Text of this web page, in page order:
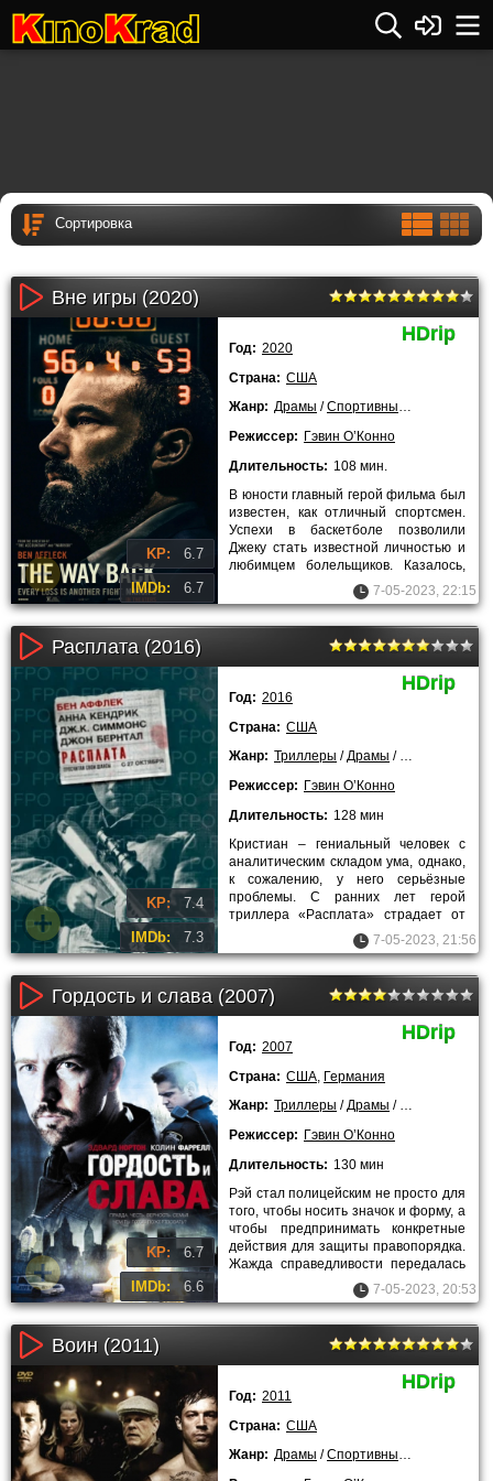
Вне игры (2020)
KP: 6.7
IMDb: 6.7
HDrip
Год: 2020
Страна: США
Жанр: Драмы /Спортивные /
Режиссер: Гэвин О’Конно
Длительность: 108 мин.
В юности главный герой фильма был
известен, как отличный спортсмен.
Успехи в баскетболе позволили
Джеку стать известной личностью и
любимцем болельщиков. Казалось,
что его ожидает блестящее7-05-2023, 22:15
Расплата (2016)
KP: 7.4
IMDb: 7.3
HDrip
Год: 2016
Страна: США
Жанр: Триллеры /Драмы / Криминальные
Режиссер: Гэвин О’Конно
Длительность: 128 мин
Кристиан – гениальный человек с
аналитическим складом ума, однако,
к сожалению, у него серьёзные
проблемы. С ранних лет герой
триллера «Расплата» страдает от
тяжелого психологического7-05-2023, 21:56
Гордость и слава (2007)
KP: 6.7
IMDb: 6.6
HDrip
Год: 2007
Страна: США Германия
Жанр: Триллеры /Драмы / Криминальные
Режиссер: Гэвин О’Конно
Длительность: 130 мин
Рэй стал полицейским не просто для
того, чтобы носить значок и форму, а
чтобы предпринимать конкретные
действия для защиты правопорядка.
Жажда справедливости передалась
7-05-2023, 20:53
Воин (2011)
HDrip
Год: 2011
Страна: США
Жанр: Драмы /Спортивные /